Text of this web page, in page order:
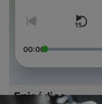
00:00
Episódios